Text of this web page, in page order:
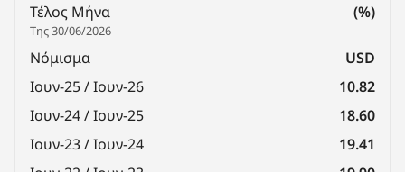
Τέλος Μήνα
Της 30/06/2026
(%)
Νόμισμα
USD
Ιουν-25 / Ιουν-26
10.82
Ιουν-24 / Ιουν-25
18.60
Ιουν-23 / Ιουν-24
19.41